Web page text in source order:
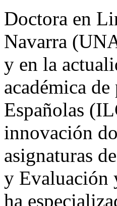
Doctora en
Navarra
y en la
académica
Españolas
innovación
asignaturas
y Evaluación
ha